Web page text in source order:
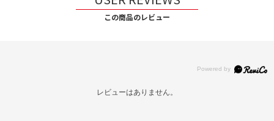
この商品のレビュー
レビューはありません。